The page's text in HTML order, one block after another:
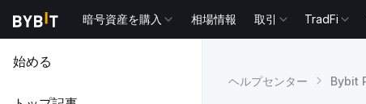
暗号資産を購入 相場情報 取引 TradFi
始める
ヘルプセンター Bybit